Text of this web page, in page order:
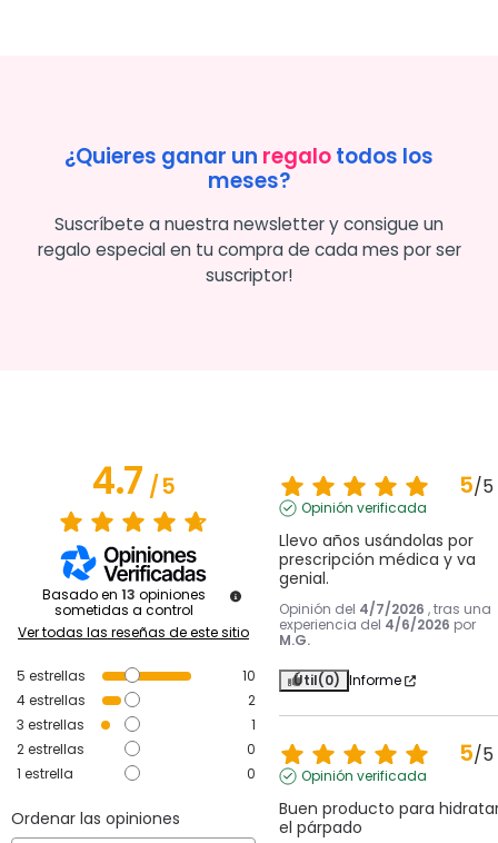
¿Quieres ganar un regalotodos los
meses?
Suscríbete a nuestra newsletter y consigue un
regalo especial en tu compra de cada mes por ser
suscriptor!
4.7/5
Basado en 13 opiniones
sometidas a control
Ver todas las reseñas de este sitio
5 estrellas
10
4estrellas
2
3 estrellas
1
2estrellas
0
1 estrella 0
Ordenar las opiniones
5/5
Opinión verificada
Llevo años usándolas por
prescripción médica y va
genial.
Opinión del 4/7/2026 , tras una
experiencia del 4/6/2026 por
M.G.
Útil(0) Informe
5/5
Opinión verificada
Buen producto para
el párpado